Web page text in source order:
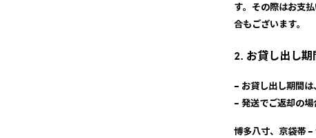
す。その際はお支
合もございます。
2. お貸し出し
– お貸し出し期間は
– 発送でご返却の
博多八寸、京袋帯